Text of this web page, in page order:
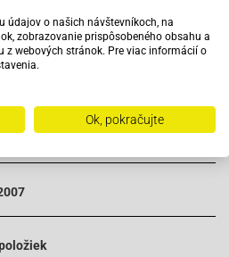
údajov o našich návštevníkoch, na
zobrazovanie prispôsobeného obsahu a
z webových stránok. Pre viac informácií o
Ok, pokračujte